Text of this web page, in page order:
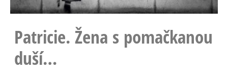
Patricie. Žena s pomačkanou
duší…